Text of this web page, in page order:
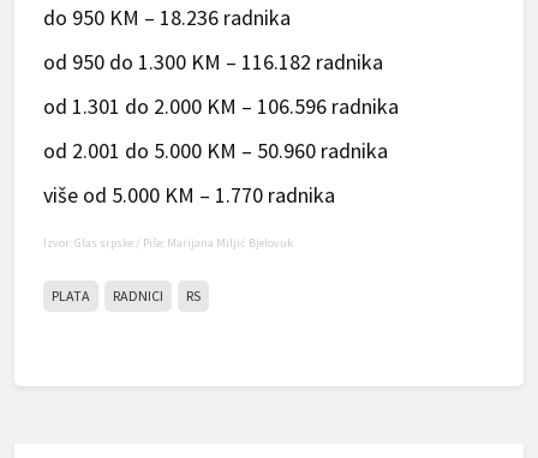
do 950 KM – 18.236 radnika
od 950 do 1.300 KM – 116.182 radnika
od 1.301 do 2.000 KM – 106.596 radnika
od 2.001 do 5.000 KM – 50.960 radnika
više od 5.000 KM – 1.770 radnika
Izvor: Glas srpske / Piše: Marijana Miljić Bjelovuk
PLATA RADNICI RS